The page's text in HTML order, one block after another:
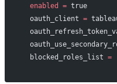
  enabled
= true
  oauth_client
=
  blocked_roles_list
=